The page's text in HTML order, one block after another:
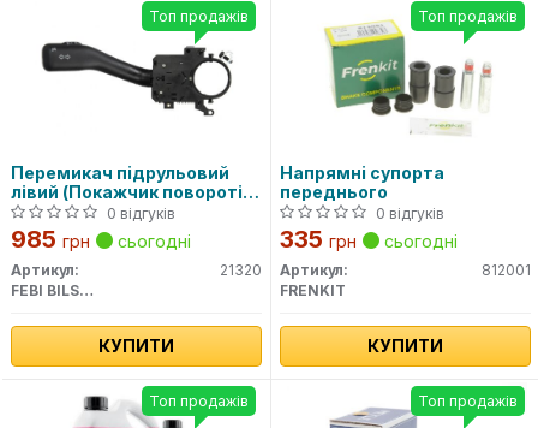
Перемикач підрульовий
лівий (Покажчик поворотів)
(вир-во FEBI)0 відгуків
985 грн сьогодні
Артикул:
21320
FEBI BILSTEIN
КУПИТИ
Топ продажів
Напрямні супорта
переднього
0 відгуків
335 грн сьогодні
Артикул:
812001
FRENKIT
КУПИТИ
Топ продажів
Топ продажів Топ продажів